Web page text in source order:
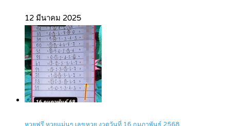
12 มีนาคม 2025